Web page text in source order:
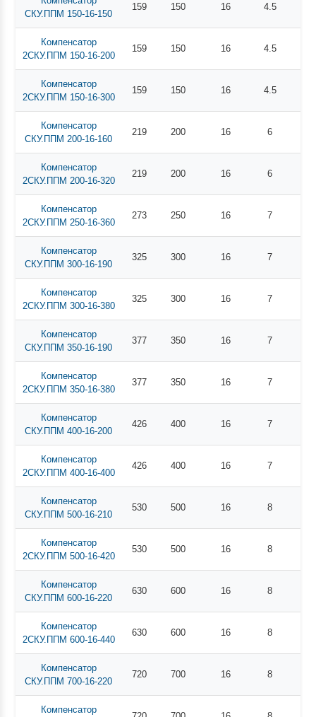
СКУ.ППМ 150-16-150
159 150 16 4.5
Компенсатор
2СКУ.ППМ 150-16-200
159 150 16 4.5
Компенсатор
2СКУ.ППМ 150-16-300
159 150 16 4.5
Компенсатор
СКУ.ППМ 200-16-160
219 200 16 6
Компенсатор
2СКУ.ППМ 200-16-320
219 200 16 6
Компенсатор
2СКУ.ППМ 250-16-360
273 250 16 7
Компенсатор
СКУ.ППМ 300-16-190
325 300 16 7
Компенсатор
2СКУ.ППМ 300-16-380
325 300 16 7
Компенсатор
СКУ.ППМ 350-16-190
377 350 16 7
Компенсатор
2СКУ.ППМ 350-16-380
377 350 16 7
Компенсатор
СКУ.ППМ 400-16-200
426 400 16 7
Компенсатор
2СКУ.ППМ 400-16-400
426 400 16 7
Компенсатор
СКУ.ППМ 500-16-210
530 500 16 8
Компенсатор
2СКУ.ППМ 500-16-420
530 500 16 8
Компенсатор
СКУ.ППМ 600-16-220
630 600 16 8
Компенсатор
2СКУ.ППМ 600-16-440
630 600 16 8
Компенсатор
СКУ.ППМ 700-16-220
720 700 16 8
Компенсатор